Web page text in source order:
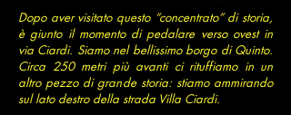
Dopo aver visitato questo “concentrato” di storia,
è giunto il momento di pedalare verso ovest in
via Ciardi. Siamo nel bellissimo borgo di Quinto.
Circa 250 metri più avanti ci rituffiamo in un
altro pezzo di grande storia: stiamo ammirando
sul lato destro della strada Villa Ciardi.